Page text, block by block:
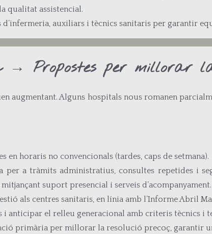
qualitat assistencial.
auxiliars i tècnics sanitaris per garantir
→ Propostes per millorar
augmentant. Alguns hospitals nous romanen
horaris no convencionals (tardes, caps de setmana).
per a tràmits administratius, consultes repetides i
suport presencial i serveis d’acompanyament.
als centres sanitaris, en línia amb l’Informe Abril
i anticipar el relleu generacional amb criteris tècnics i
primària per millorar la resolució precoç, garantir